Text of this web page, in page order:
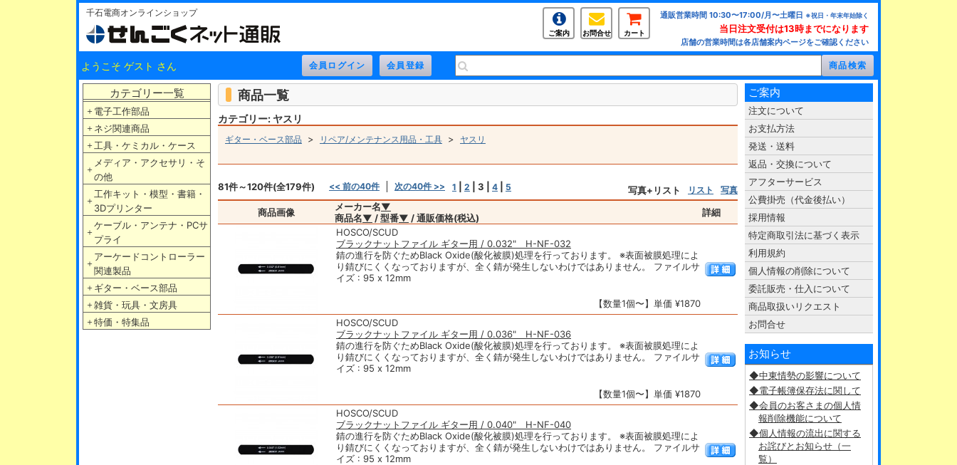
千石電商オンラインショップ
ご案内 お問合せ カート
通販営業時間 10:30〜17:00/月〜土曜日 ※祝日・年末年始除く
当日注文受付は13時までになります
店舗の営業時間は各店舗案内ページをご確認ください
ようこそ ゲスト さん
カテゴリー一覧
＋ 電子工作部品
＋ ネジ関連商品
＋ 工具・ケミカル・ケース
＋
メディア・アクセサリ・そ
の他
＋
工作キット・模型・書籍・
3Dプリンター
＋
ケーブル・アンテナ・PCサ
プライ
＋
アーケードコントローラー
関連製品
＋ ギター・ベース部品
＋ 雑貨・玩具・文房具
＋ 特価・特集品
商品一覧
カテゴリー: ヤスリ
ギター・ベース部品 > リペア/メンテナンス用品・工具 > ヤスリ
81件～120件(全179件) << 前の40件 次の40件 >> 1 2 3 4 5 写真+リスト リスト 写真
商品画像 メーカー名▼
商品名▼ / 型番▼ / 通販価格(税込)
詳細
HOSCO/SCUD
ブラックナットファイル ギター用 / 0.032" H-NF-032
錆の進行を防ぐためBlack Oxide(酸化被膜)処理を行っております。 ※表面被膜処理によ
り錆びにくくなっておりますが、全く錆が発生しないわけではありません。 ファイルサ
イズ : 95 x 12mm
【数量1個〜】単価 ¥1870
HOSCO/SCUD
ブラックナットファイル ギター用 / 0.036" H-NF-036
錆の進行を防ぐためBlack Oxide(酸化被膜)処理を行っております。 ※表面被膜処理によ
り錆びにくくなっておりますが、全く錆が発生しないわけではありません。 ファイルサ
イズ : 95 x 12mm
【数量1個〜】単価 ¥1870
HOSCO/SCUD
ブラックナットファイル ギター用 / 0.040" H-NF-040
錆の進行を防ぐためBlack Oxide(酸化被膜)処理を行っております。 ※表面被膜処理によ
り錆びにくくなっておりますが、全く錆が発生しないわけではありません。 ファイルサ
イズ : 95 x 12mm
ご案内
注文について
お支払方法
発送・送料
返品・交換について
アフターサービス
公費掛売（代金後払い）
採用情報
特定商取引法に基づく表示
利用規約
個人情報の削除について
委託販売・仕入について
商品取扱いリクエスト
お問合せ
お知らせ
◆中東情勢の影響について
◆電子帳簿保存法に関して
◆会員のお客さまの個人情
報削除機能について
◆個人情報の流出に関する
お詫びとお知らせ（一
覧）